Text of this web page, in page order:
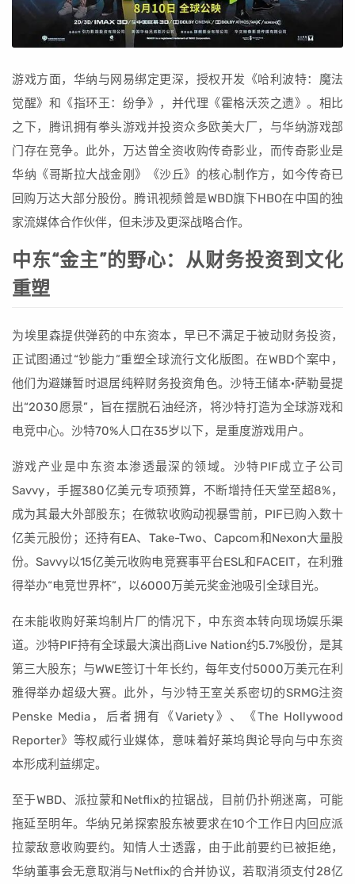
游戏方面，华纳与网易绑定更深，授权开发《哈利波特：魔法
觉醒》和《指环王：纷争》，并代理《霍格沃茨之遗》。相比
之下，腾讯拥有拳头游戏并投资众多欧美大厂，与华纳游戏部
门存在竞争。此外，万达曾全资收购传奇影业，而传奇影业是
华纳《哥斯拉大战金刚》《沙丘》的核心制作方，如今传奇已
回购万达大部分股份。腾讯视频曾是WBD旗下HBO在中国的独
家流媒体合作伙伴，但未涉及更深战略合作。
中东“金主”的野心：从财务投资到文化
重塑
为埃里森提供弹药的中东资本，早已不满足于被动财务投资，
正试图通过“钞能力”重塑全球流行文化版图。在WBD个案中，
他们为避嫌暂时退居纯粹财务投资角色。沙特王储本·萨勒曼提
出“2030愿景”，旨在摆脱石油经济，将沙特打造为全球游戏和
电竞中心。沙特70%人口在35岁以下，是重度游戏用户。
游戏产业是中东资本渗透最深的领域。沙特PIF成立子公司
Savvy，手握380亿美元专项预算，不断增持任天堂至超8%，
成为其最大外部股东；在微软收购动视暴雪前，PIF已购入数十
亿美元股份；还持有EA、Take-Two、Capcom和Nexon大量股
份。Savvy以15亿美元收购电竞赛事平台ESL和FACEIT，在利雅
得举办“电竞世界杯”，以6000万美元奖金池吸引全球目光。
在未能收购好莱坞制片厂的情况下，中东资本转向现场娱乐渠
道。沙特PIF持有全球最大演出商Live Nation约5.7%股份，是其
第三大股东；与WWE签订十年长约，每年支付5000万美元在利
雅得举办超级大赛。此外，与沙特王室关系密切的SRMG注资
Penske Media，后者拥有《Variety》、《The Hollywood
Reporter》等权威行业媒体，意味着好莱坞舆论导向与中东资
本形成利益绑定。
至于WBD、派拉蒙和Netflix的拉锯战，目前仍扑朔迷离，可能
拖延至明年。华纳兄弟探索股东被要求在10个工作日内回应派
拉蒙敌意收购要约。知情人士透露，由于此前要约已被拒绝，
华纳董事会无意取消与Netflix的合并协议，若取消须支付28亿